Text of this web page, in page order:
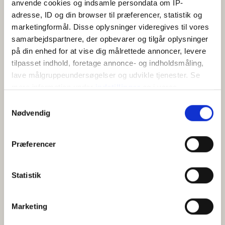
anvende cookies og indsamle persondata om IP-
adresse, ID og din browser til præferencer, statistik og
marketingformål. Disse oplysninger videregives til vores
samarbejdspartnere, der opbevarer og tilgår oplysninger
på din enhed for at vise dig målrettede annoncer, levere
tilpasset indhold, foretage annonce- og indholdsmåling,
lave målgruppeundersøgelser og udvikle tjenester. Se
tilbage eller ændre indstillinger fra vores
"Cookiedeklaration", eller ved at trykke på "Privacy
Indsamle præcise oplysninger om din placering,
Identificere din enhed baseret på en scanning af
dens unikke karakteristika (fingerprinting)
Nødvendig
Præferencer
Statistik
Marketing
Køkken
KORT
+